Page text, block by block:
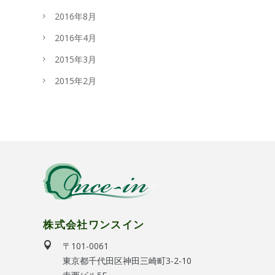
2016年8月
2016年4月
2015年3月
2015年2月
株式会社ワンスイン
〒101-0061
東京都千代田区神田三崎町3-2-10